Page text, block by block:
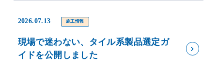
2026.07.13 施工情報
現場で迷わない、タイル系製品選定ガ
イドを公開しました